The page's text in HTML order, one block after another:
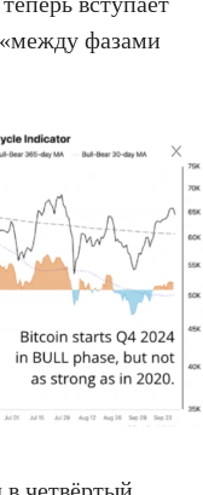
фазами